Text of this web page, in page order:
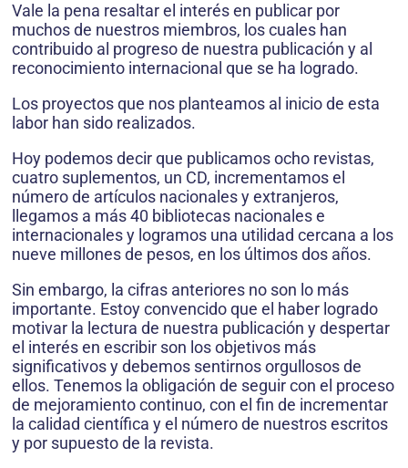
Vale la pena resaltar el interés en publicar por
muchos de nuestros miembros, los cuales han
contribuido al progreso de nuestra publicación y al
reconocimiento internacional que se ha logrado.
Los proyectos que nos planteamos al inicio de esta
labor han sido realizados.
Hoy podemos decir que publicamos ocho revistas,
cuatro suplementos, un CD, incrementamos el
número de artículos nacionales y extranjeros,
llegamos a más 40 bibliotecas nacionales e
internacionales y logramos una utilidad cercana a los
nueve millones de pesos, en los últimos dos años.
Sin embargo, la cifras anteriores no son lo más
importante. Estoy convencido que el haber logrado
motivar la lectura de nuestra publicación y despertar
el interés en escribir son los objetivos más
significativos y debemos sentirnos orgullosos de
ellos. Tenemos la obligación de seguir con el proceso
de mejoramiento continuo, con el fin de incrementar
la calidad científica y el número de nuestros escritos
y por supuesto de la revista.